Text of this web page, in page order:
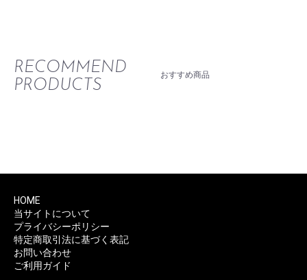
RECOMMEND
PRODUCTS
おすすめ商品
HOME
当サイトについて
プライバシーポリシー
特定商取引法に基づく表記
お問い合わせ
ご利用ガイド